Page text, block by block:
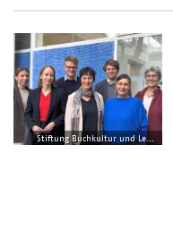
Stiftung Buchkultur und Leseförderung